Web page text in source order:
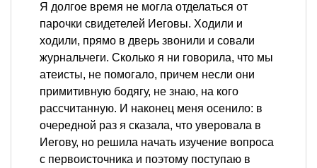
Я долгое время не могла отделаться от
парочки свидетелей Иеговы. Ходили и
ходили, прямо в дверь звонили и совали
журнальчеги. Сколько я ни говорила, что мы
атеисты, не помогало, причем несли они
примитивную бодягу, не знаю, на кого
рассчитанную. И наконец меня осенило: в
очередной раз я сказала, что уверовала в
Иегову, но решила начать изучение вопроса
с первоисточника и поэтому поступаю в